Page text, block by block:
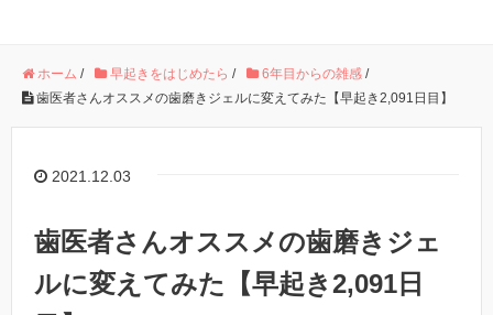
ホーム / 早起きをはじめたら / 6年目からの雑感 /
歯医者さんオススメの歯磨きジェルに変えてみた【早起き2,091日目】
2021.12.03
歯医者さんオススメの歯磨きジェ
ルに変えてみた【早起き2,091日